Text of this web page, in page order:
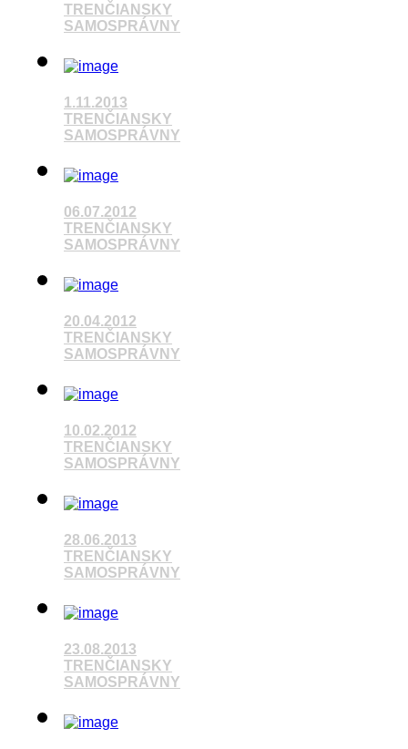
TRENČIANSKY
SAMOSPRÁVNY
Pozrieť video
1.11.2013
TRENČIANSKY
SAMOSPRÁVNY
Pozrieť video
06.07.2012
TRENČIANSKY
SAMOSPRÁVNY
Pozrieť video
20.04.2012
TRENČIANSKY
SAMOSPRÁVNY
Pozrieť video
10.02.2012
TRENČIANSKY
SAMOSPRÁVNY
Pozrieť video
28.06.2013
TRENČIANSKY
SAMOSPRÁVNY
Pozrieť video
23.08.2013
TRENČIANSKY
SAMOSPRÁVNY
Pozrieť video